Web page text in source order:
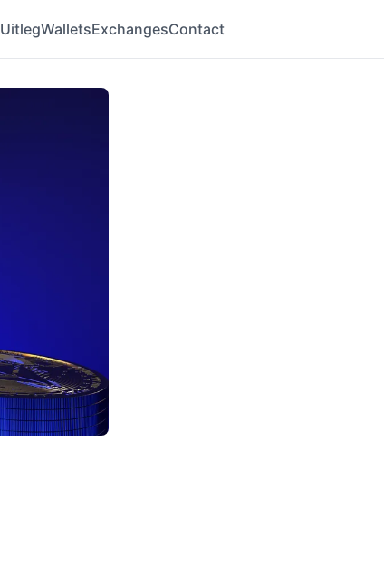
UitlegWalletsExchangesContact